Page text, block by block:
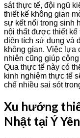
sát thực tế, đội ngũ
thiết kế không gian
sự kết nối trong sinh
nội thất được thiết
diện tích sử dụng và
không gian. Việc lựa
nhiên cũng giúp
Qua thực tế này có
kinh nghiệm thực tế
chế nhiều sai sót
Xu hướng
Nhật tại Ý